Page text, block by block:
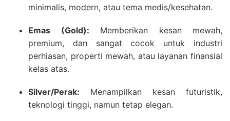
minimalis, modern, atau tema medis/kesehatan.
Emas (Gold): Memberikan kesan mewah,
premium, dan sangat cocok untuk industri
perhiasan, properti mewah, atau layanan finansial
kelas atas.
Silver/Perak: Menampilkan kesan futuristik,
teknologi tinggi, namun tetap elegan.